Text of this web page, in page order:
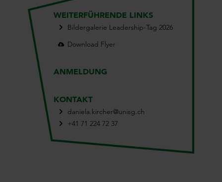
WEITERFÜHRENDE LINKS
Bildergalerie Leadership-Tag 2026
Download Flyer
ANMELDUNG
KONTAKT
daniela.kircher@unisg.ch
+41 71 224 72 37